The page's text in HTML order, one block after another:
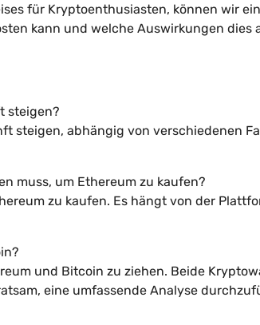
für Kryptoenthusiasten, können wir
kann und welche Auswirkungen dies
steigen?
steigen, abhängig von verschiedenen
muss, um Ethereum zu kaufen?
zu kaufen. Es hängt von der
und Bitcoin zu ziehen. Beide
eine umfassende Analyse